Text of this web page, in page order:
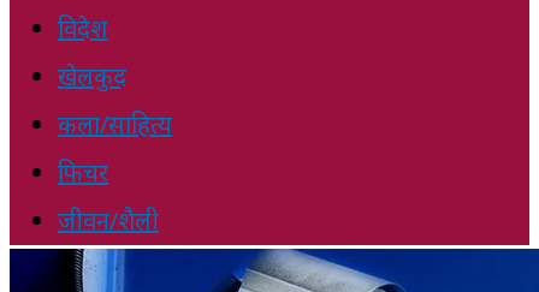
विदेश
खेलकुद
कला/साहित्य
फिचर
जीवन/शैली